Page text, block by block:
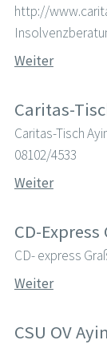
http://
Weiter
Caritas-
Caritas-Tisch
08102/4533
Weiter
CD-
CD- express
Weiter
CSU OV